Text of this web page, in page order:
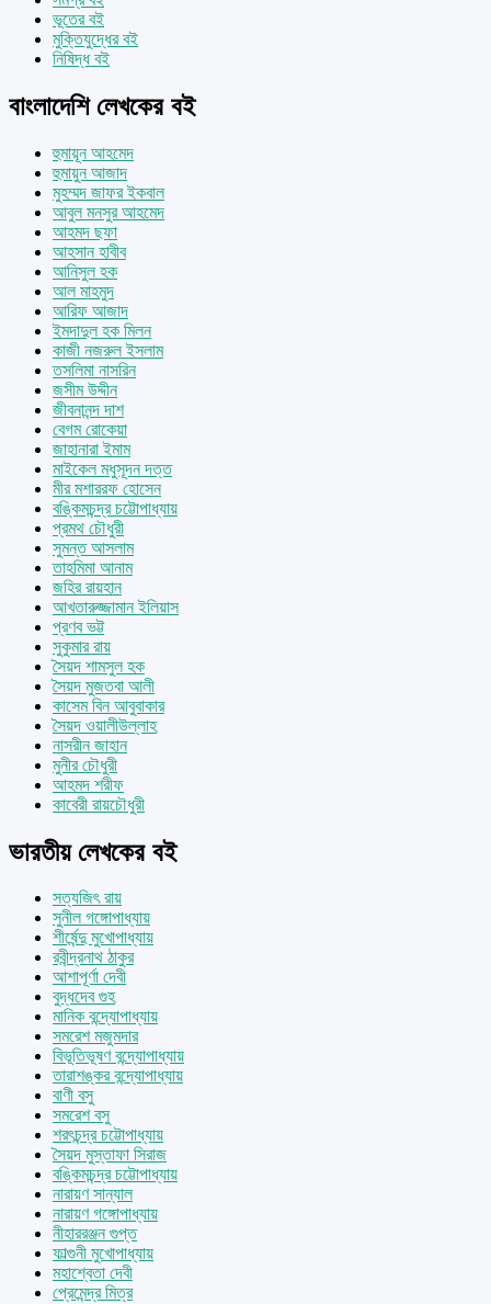
ভূতের বই
মুক্তিযুদ্ধের বই
নিষিদ্ধ বই
বাংলাদেশি লেখকের বই
হুমায়ূন আহমেদ
হুমায়ুন আজাদ
মুহম্মদ জাফর ইকবাল
আবুল মনসুর আহমেদ
আহমদ ছফা
আহসান হাবীব
আনিসুল হক
আল মাহমুদ
আরিফ আজাদ
ইমদাদুল হক মিলন
কাজী নজরুল ইসলাম
তসলিমা নাসরিন
জসীম উদ্দীন
জীবনানন্দ দাশ
বেগম রোকেয়া
জাহানারা ইমাম
মাইকেল মধুসূদন দত্ত
মীর মশাররফ হোসেন
বঙ্কিমচন্দ্র চট্টোপাধ্যায়
প্রমথ চৌধুরী
সুমন্ত আসলাম
তাহমিমা আনাম
জহির রায়হান
আখতারুজ্জামান ইলিয়াস
প্রণব ভট্ট
সুকুমার রায়
সৈয়দ শামসুল হক
সৈয়দ মুজতবা আলী
কাসেম বিন আবুবাকার
সৈয়দ ওয়ালীউল্লাহ
নাসরীন জাহান
মুনীর চৌধুরী
আহমদ শরীফ
কাবেরী রায়চৌধুরী
ভারতীয় লেখকের বই
সত্যজিৎ রায়
সুনীল গঙ্গোপাধ্যায়
শীর্ষেন্দু মুখোপাধ্যায়
রবীন্দ্রনাথ ঠাকুর
আশাপূর্ণা দেবী
বুদ্ধদেব গুহ
মানিক বন্দ্যোপাধ্যায়
সমরেশ মজুমদার
বিভূতিভূষণ বন্দ্যোপাধ্যায়
তারাশঙ্কর বন্দ্যোপাধ্যায়
বাণী বসু
সমরেশ বসু
শরৎচন্দ্র চট্টোপাধ্যায়
সৈয়দ মুস্তাফা সিরাজ
বঙ্কিমচন্দ্র চট্টোপাধ্যায়
নারায়ণ সান্যাল
নারায়ণ গঙ্গোপাধ্যায়
নীহাররঞ্জন গুপ্ত
ফাল্গুনী মুখোপাধ্যায়
মহাশ্বেতা দেবী
প্রেমেন্দ্র মিত্র